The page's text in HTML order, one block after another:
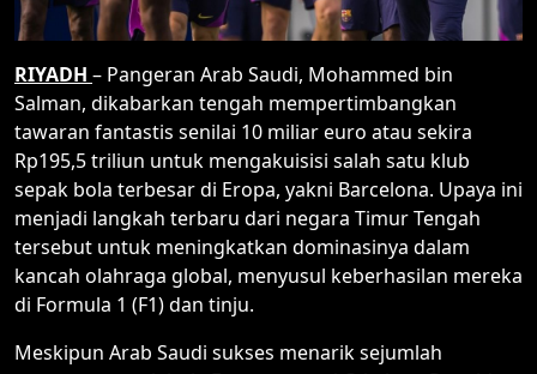
RIYADH – Pangeran Arab Saudi, Mohammed bin
Salman, dikabarkan tengah mempertimbangkan
tawaran fantastis senilai 10 miliar euro atau sekira
Rp195,5 triliun untuk mengakuisisi salah satu klub
sepak bola terbesar di Eropa, yakni Barcelona. Upaya ini
menjadi langkah terbaru dari negara Timur Tengah
tersebut untuk meningkatkan dominasinya dalam
kancah olahraga global, menyusul keberhasilan mereka
di Formula 1 (F1) dan tinju.
Meskipun Arab Saudi sukses menarik sejumlah